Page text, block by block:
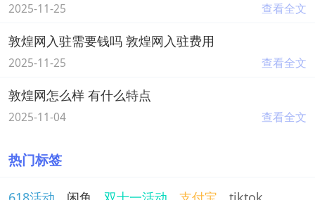
2025-11-25 查看全文
敦煌网入驻需要钱吗 敦煌网入驻费用
2025-11-25 查看全文
敦煌网怎么样 有什么特点
2025-11-04 查看全文
热门标签